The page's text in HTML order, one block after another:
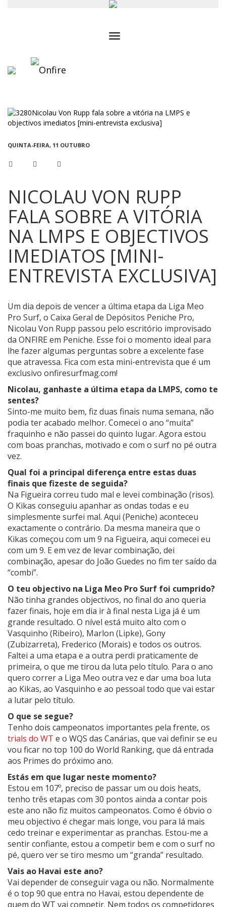
QUINTA-FEIRA, 11 OUTUBRO
NICOLAU VON RUPP
FALA SOBRE A VITÓRIA
NA LMPS E OBJECTIVOS
IMEDIATOS [MINI-
ENTREVISTA EXCLUSIVA]
Um dia depois de vencer a última etapa da Liga Meo
Pro Surf, o Caixa Geral de Depósitos Peniche Pro,
Nicolau Von Rupp passou pelo escritório improvisado
da ONFIRE em Peniche. Esse foi o momento ideal para
lhe fazer algumas perguntas sobre a excelente fase
que atravessa. Fica com esta mini-entrevista que é um
exclusivo onfiresurfmag.com!
Nicolau, ganhaste a última etapa da LMPS, como te
sentes?
Sinto-me muito bem, fiz duas finais numa semana, não
podia ter acabado melhor. Comecei o ano “muita”
fraquinho e não passei do quinto lugar. Agora estou
com boas pranchas, motivado e com o surf no pé outra
vez.
Qual foi a principal diferença entre estas duas
finais que fizeste de seguida?
Na Figueira correu tudo mal e levei combinação (risos).
O Kikas conseguiu apanhar as ondas todas e eu
simplesmente surfei mal. Aqui (Peniche) aconteceu
exactamente o contrário. Da mesma maneira que o
Kikas começou com um 9 na Figueira, aqui comecei eu
com um 9. E em vez de levar combinação, dei
combinação, apesar do João Guedes no fim ter saído da
“combi”.
O teu objectivo na Liga Meo Pro Surf foi cumprido?
Não tinha grandes objectivos, no final do ano queria
fazer finais, hoje em dia ir à final nesta Liga já é um
grande resultado. O nível está muito alto com o
Vasquinho (Ribeiro), Marlon (Lipke), Gony
(Zubizarreta), Frederico (Morais) e todos os outros.
Faltei a uma etapa e a outra perdi praticamente de
primeira, o que me tirou da luta pelo título. Para o ano
quero correr a Liga Meo outra vez e dar uma boa luta
ao Kikas, ao Vasquinho e ao pessoal todo que vai estar
a lutar pelo título.
O que se segue?
Tenho dois campeonatos importantes pela frente, os
trials do WT e o WQS das Canárias, que vai definir se eu
vou ficar no top 100 do World Ranking, que dá entrada
aos Primes do próximo ano.
Estás em que lugar neste momento?
Estou em 107º, preciso de passar um ou dois heats,
tenho três etapas com 30 pontos ainda a contar pois
este ano não fiz muitos campeonatos. Como é óbvio o
meu objectivo é chegar mais longe, vou para lá mais
cedo treinar e experimentar as pranchas. Estou-me a
sentir confiante, estou a competir bem e com o surf no
pé, quero ver se tiro mesmo um “granda” resultado.
Vais ao Havai este ano?
Vai depender de conseguir vaga ou não. Normalmente
é o top 90 que entra no Havai, estou dependente de
quem do WT vai competir. Nem todos os competidores